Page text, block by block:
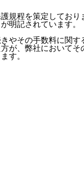
規程を策定してお
明記されています。
やその手数料に関
が、弊社において
す。